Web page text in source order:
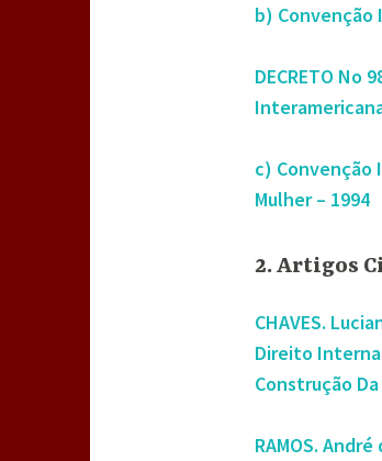
b) Convenção
DECRETO No
c) Convenção
Mulher – 1994
2. Artigos
CHAVES.
Direito
Construção
RAMOS.